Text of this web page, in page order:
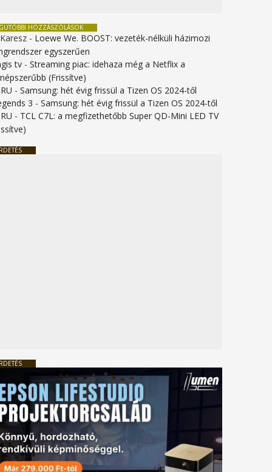
HOZZÁSZÓLÁSOK
- Loewe We. BOOST: vezeték-nélküli házimozi
egyszerűen
tv -Streaming piac: idehaza még a Netflix a
(Frissítve)
-Samsung: hét évig frissül a Tizen OS 2024-től
3 -Samsung: hét évig frissül a Tizen OS 2024-től
- TCL C7L: a megfizethetőbb Super QD-Mini LED TV